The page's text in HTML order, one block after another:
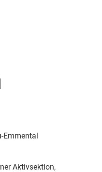
Emmental
Aktivsektion,